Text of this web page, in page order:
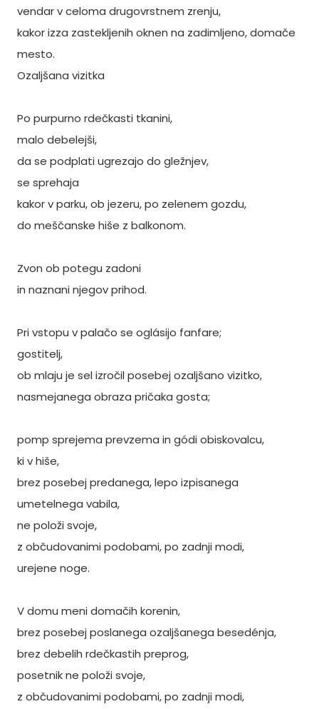
vendar v celoma drugovrstnem zrenju,
kakor izza zastekljenih oknen na zadimljeno, domače
mesto.
Ozaljšana vizitka
Po purpurno rdečkasti tkanini,
malo debelejši,
da se podplati ugrezajo do gležnjev,
se sprehaja
kakor v parku, ob jezeru, po zelenem gozdu,
do meščanske hiše z balkonom.
Zvon ob potegu zadoni
in naznani njegov prihod.
Pri vstopu v palačo se oglásijo fanfare;
gostitelj,
ob mlaju je sel izročil posebej ozaljšano vizitko,
nasmejanega obraza pričaka gosta;
pomp sprejema prevzema in gódi obiskovalcu,
ki v hiše,
brez posebej predanega, lepo izpisanega
umetelnega vabila,
ne položi svoje,
z občudovanimi podobami, po zadnji modi,
urejene noge.
V domu meni domačih korenin,
brez posebej poslanega ozaljšanega besedénja,
brez debelih rdečkastih preprog,
posetnik ne položi svoje,
z občudovanimi podobami, po zadnji modi,